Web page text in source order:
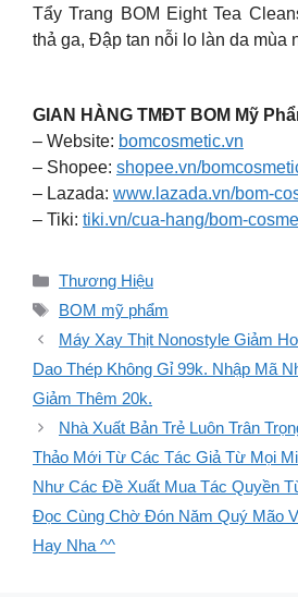
Tẩy Trang BOM Eight Tea
thả ga, Đập tan nỗi lo làn da mùa
GIAN HÀNG TMĐT BOM Mỹ
– Website: bomcosmetic.vn
– Shopee: shopee.vn/
– Lazada: www.lazada.vn/bom-
– Tiki: tiki.vn/cua-hang/bom-
Danh
mục
Thương Hiệu
Thẻ
BOM mỹ phẩm
Máy Xay Thịt Nonostyle Giảm
Dao Thép Không Gỉ 99k. Nhập Mã
Giảm Thêm 20k.
Nhà Xuất Bản Trẻ Luôn Trân
Thảo Mới Từ Các Tác Giả Từ Mọi
Như Các Đề Xuất Mua Tác Quyền
Đọc Cùng Chờ Đón Năm Quý Mão
Hay Nha ^^